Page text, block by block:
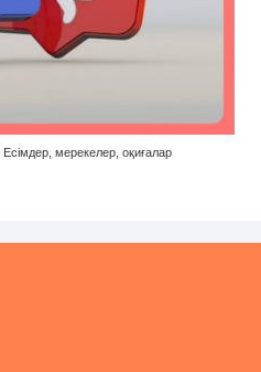
мерекелер, оқиғалар